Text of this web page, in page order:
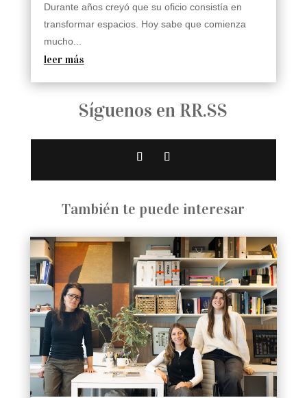
Durante años creyó que su oficio consistía en
transformar espacios. Hoy sabe que comienza
mucho...
leer más
Síguenos en RR.SS
También te puede interesar